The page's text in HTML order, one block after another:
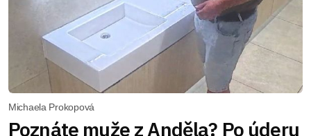
Michaela Prokopová
Poznáte muže z Anděla? Po úderu